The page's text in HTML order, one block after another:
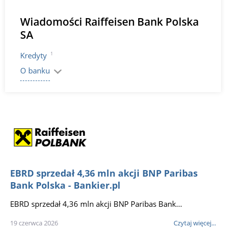
Wiadomości Raiffeisen Bank Polska
SA
Kredyty 1
O banku
EBRD sprzedał 4,36 mln akcji BNP Paribas
Bank Polska - Bankier.pl
EBRD sprzedał 4,36 mln akcji BNP Paribas Bank...
19 czerwca 2026 Czytaj więcej...